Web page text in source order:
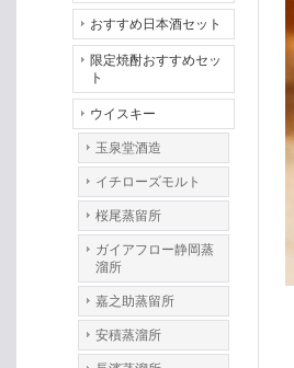
おすすめ日本酒セット
限定焼酎おすすめセッ
ト
ウイスキー
玉泉堂酒造
イチローズモルト
桜尾蒸留所
ガイアフロー静岡蒸
溜所
嘉之助蒸留所
安積蒸溜所